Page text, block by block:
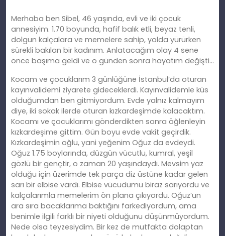
Merhaba ben Sibel, 46 yaşında, evli ve iki çocuk
annesiyim. 1.70 boyunda, hafif balık etli, beyaz tenli,
dolgun kalçalara ve memelere sahip, yolda yürürken
sürekli bakılan bir kadınım. Anlatacağım olay 4 sene
önce başıma geldi ve o günden sonra hayatım değişti…
Kocam ve çocuklarım 3 günlüğüne İstanbul’da oturan
kayınvalidemi ziyarete gideceklerdi. Kayınvalidemle küs
olduğumdan ben gitmiyordum. Evde yalnız kalmayım
diye, iki sokak ilerde oturan kızkardeşimde kalacaktım.
Kocamı ve çocuklarımı gönderdikten sonra öğlenleyin
kızkardeşime gittim. Gün boyu evde vakit geçirdik.
Kızkardeşimin oğlu, yani yeğenim Oğuz da evdeydi.
Oğuz 1.75 boylarında, düzgün vücutlu, kumral, yeşil
gözlü bir gençtir, o zaman 20 yaşındaydı. Mevsim yaz
olduğu için üzerimde tek parça diz üstüne kadar gelen
sarı bir elbise vardı. Elbise vücudumu biraz sarıyordu ve
kalçalarımla memelerim ön plana çıkıyordu. Oğuz’un
ara sıra bacaklarıma baktığını farkediyordum, ama
benimle ilgili farklı bir niyeti olduğunu düşünmüyordum.
Nede olsa teyzesiydim. Bir kez de mutfakta dolaptan